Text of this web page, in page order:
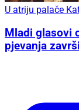
U atriju palače
Mladi glasovi
pjevanja